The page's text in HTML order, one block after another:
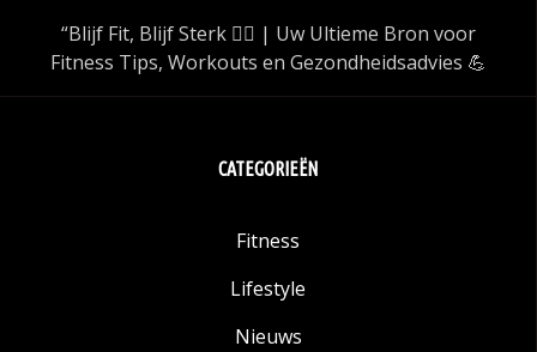
“Blijf Fit, Blijf Sterk 🏋️‍♂️ | Uw Ultieme Bron voor
Fitness Tips, Workouts en Gezondheidsadvies 💪
CATEGORIEËN
Fitness
Lifestyle
Nieuws